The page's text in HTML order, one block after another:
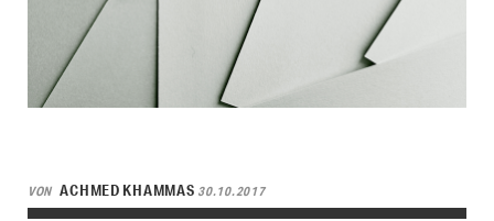
VON ACHMED KHAMMAS 30.10.2017